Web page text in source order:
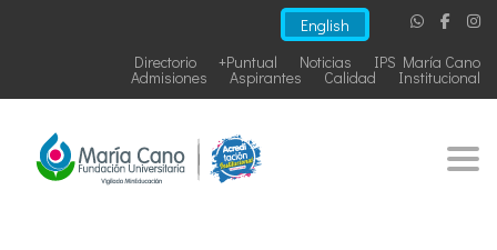
English
IPS María Cano
Noticias
+Puntual
Directorio
Institucional
Calidad
Aspirantes
Admisiones